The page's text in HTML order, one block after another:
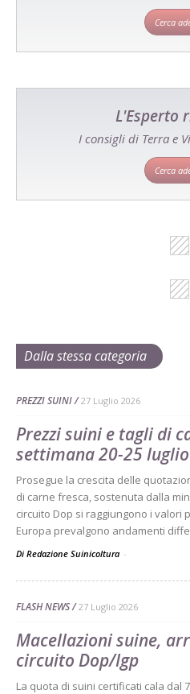
Cerca
L'Esperto
I consigli di Terra e
Cerca
Dalla stessa categoria
PREZZI SUINI 27 Luglio 2026
Prezzi suini e tagli di
settimana 20-25 luglio
Prosegue la crescita delle
di carne fresca, sostenuta dalla
circuito Dop si raggiungono i valori
Europa prevalgono andamenti
Di Redazione Suinicoltura -
FLASH NEWS 27 Luglio 2026
Macellazioni suine,
circuito Dop/Igp
La quota di suini certificati cala dal